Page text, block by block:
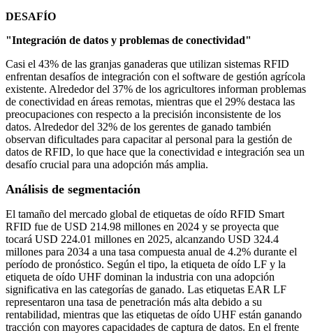
DESAFÍO
"Integración de datos y problemas de conectividad"
Casi el 43% de las granjas ganaderas que utilizan sistemas RFID
enfrentan desafíos de integración con el software de gestión agrícola
existente. Alrededor del 37% de los agricultores informan problemas
de conectividad en áreas remotas, mientras que el 29% destaca las
preocupaciones con respecto a la precisión inconsistente de los
datos. Alrededor del 32% de los gerentes de ganado también
observan dificultades para capacitar al personal para la gestión de
datos de RFID, lo que hace que la conectividad e integración sea un
desafío crucial para una adopción más amplia.
Análisis de segmentación
El tamaño del mercado global de etiquetas de oído RFID Smart
RFID fue de USD 214.98 millones en 2024 y se proyecta que
tocará USD 224.01 millones en 2025, alcanzando USD 324.4
millones para 2034 a una tasa compuesta anual de 4.2% durante el
período de pronóstico. Según el tipo, la etiqueta de oído LF y la
etiqueta de oído UHF dominan la industria con una adopción
significativa en las categorías de ganado. Las etiquetas EAR LF
representaron una tasa de penetración más alta debido a su
rentabilidad, mientras que las etiquetas de oído UHF están ganando
tracción con mayores capacidades de captura de datos. En el frente